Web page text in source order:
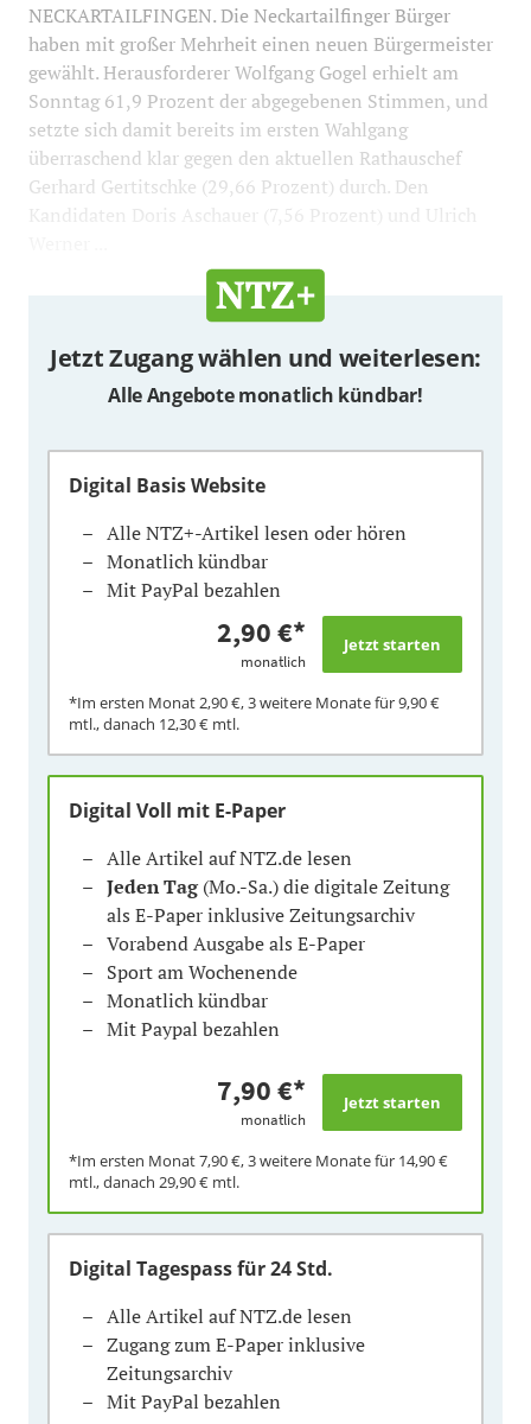
NECKARTAILFINGEN. Die Neckartailfinger Bürger
haben mit großer Mehrheit einen neuen Bürgermeister
gewählt. Herausforderer Wolfgang Gogel erhielt am
Sonntag 61,9 Prozent der abgegebenen Stimmen, und
setzte sich damit bereits im ersten Wahlgang
überraschend klar gegen den aktuellen Rathauschef
Gerhard Gertitschke (29,66 Prozent) durch. Den
Kandidaten Doris Aschauer (7,56 Prozent) und Ulrich
Jetzt Zugang wählen und weiterlesen:
Alle Angebote monatlich kündbar!
Digital Basis Website
Alle NTZ+-Artikel lesen oder hören
Monatlich kündbar
Mit PayPal bezahlen
2,90 €*
monatlich
*Im ersten Monat2,90 €, 3 weitere Monate für9,90 €
mtl., danach 12,30 € mtl.
Digital Voll mit E-Paper
Alle Artikel auf NTZ.de lesen
Jeden Tag(Mo.-Sa.) die digitale Zeitung
als E-Paper inklusive Zeitungsarchiv
Vorabend Ausgabe als E-Paper
Sport am Wochenende
Monatlich kündbar
Mit Paypal bezahlen
7,90 €*
monatlich
*Im ersten Monat7,90 €, 3 weitere Monate für 14,90 €
mtl., danach 29,90 € mtl.
Digital Tagespassfür 24 Std.
Alle Artikel auf NTZ.de lesen
Zugang zum E-Paper inklusive
Zeitungsarchiv
Mit PayPal bezahlen